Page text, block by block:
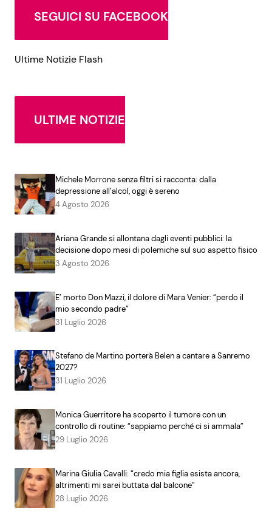
SEGUICI SU FACEBOOK
Ultime Notizie Flash
ULTIME NOTIZIE
Michele Morrone senza filtri si racconta: dalla
depressione all’alcol, oggi è sereno
4 Agosto 2026
Ariana Grande si allontana dagli eventi pubblici: la
decisione dopo mesi di polemiche sul suo aspetto fisico
3 Agosto 2026
E’ morto Don Mazzi, il dolore di Mara Venier: “perdo il
mio secondo padre”
31 Luglio 2026
Stefano de Martino porterà Belen a cantare a Sanremo
2027?
31 Luglio 2026
Monica Guerritore ha scoperto il tumore con un
controllo di routine: “sappiamo perché ci si ammala”
29 Luglio 2026
Marina Giulia Cavalli: “credo mia figlia esista ancora,
altrimenti mi sarei buttata dal balcone”
28 Luglio 2026